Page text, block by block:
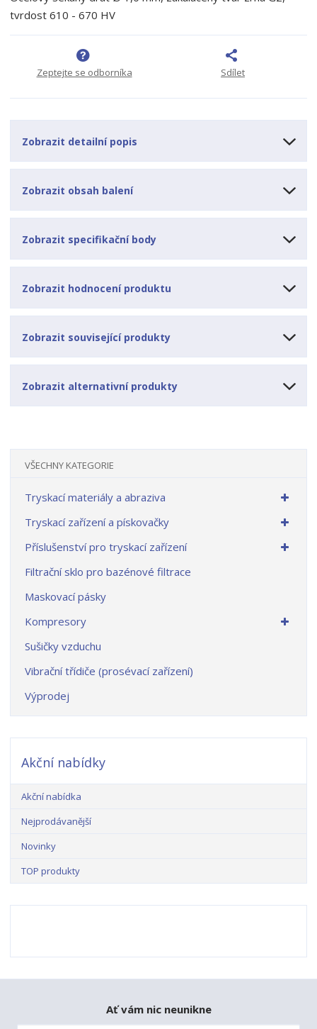
p
o
č
o
v
n
o
ž
í
tvrdost 610 - 670 HV
Zeptejte se odborníka Sdílet
Zobrazit detailní popis
Zobrazit obsah balení
Zobrazit specifikační body
Zobrazit hodnocení produktu
Zobrazit související produkty
Zobrazit alternativní produkty
VŠECHNY KATEGORIE
Tryskací materiály a abraziva
Tryskací zařízení a pískovačky
Příslušenství pro tryskací zařízení
Filtrační sklo pro bazénové filtrace
Maskovací pásky
Kompresory
Sušičky vzduchu
Vibrační třídiče (prosévací zařízení)
Výprodej
Akční nabídky
Akční nabídka
Nejprodávanější
Novinky
TOP produkty
Ať vám nic neunikne